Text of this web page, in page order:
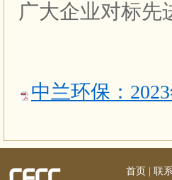
广大企业对标先
中兰环保：
首页 联